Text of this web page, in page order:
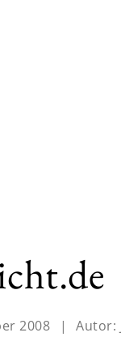
2008 | Autor: